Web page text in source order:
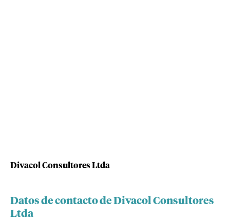
Divacol Consultores Ltda
Datos de contacto de Divacol Consultores
Ltda